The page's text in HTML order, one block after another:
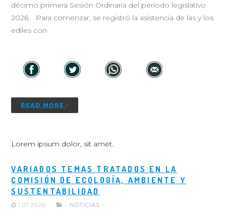
décimo primera Sesión Ordinaria del período legislativo
2026. Para comenzar, se registró la asistencia de las y los
ediles con
READ MORE
Lorem ipsum dolor, sit amet.
VARIADOS TEMAS TRATADOS EN LA
COMISIÓN DE ECOLOGÍA, AMBIENTE Y
SUSTENTABILIDAD
1.07.2026 - NOTICIAS -